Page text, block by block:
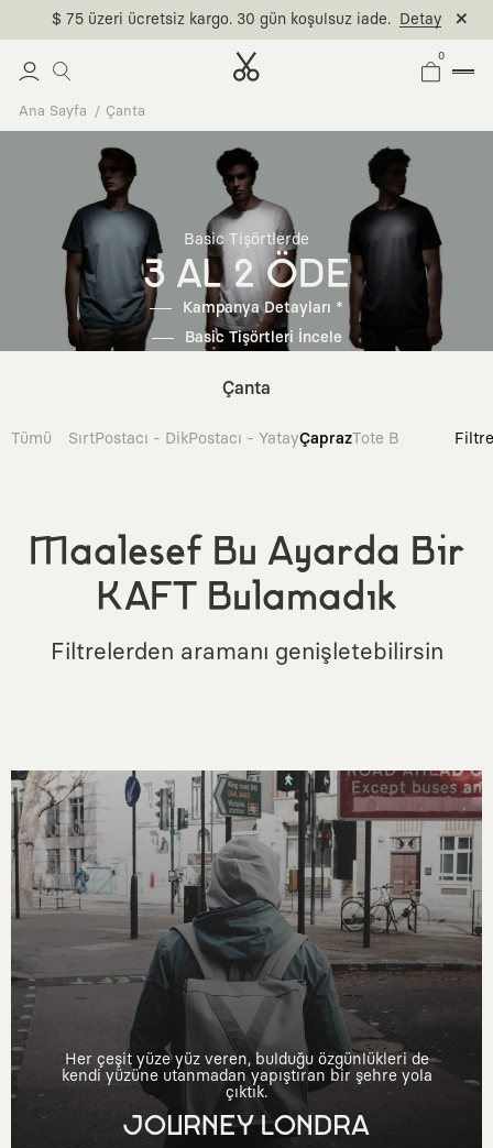
$ 75 üzeri ücretsiz kargo. 30 gün koşulsuz iade. Detay
0
Ana Sayfa Çanta
Basic Tişörtlerde
3 AL 2 ÖDE
Kampanya Detayları *
Basic Tişörtleri İncele
Çanta
Tümü SırtPostacı - DikPostacı - YatayÇaprazTote Bag Filtre
Maalesef Bu Ayarda Bir
KAFT Bulamadık
Filtrelerden aramanı genişletebilirsin
Her çeşit yüze yüz veren, bulduğu özgünlükleri de
kendi yüzüne utanmadan yapıştıran bir şehre yola
çıktık.
JOURNEY LONDRA